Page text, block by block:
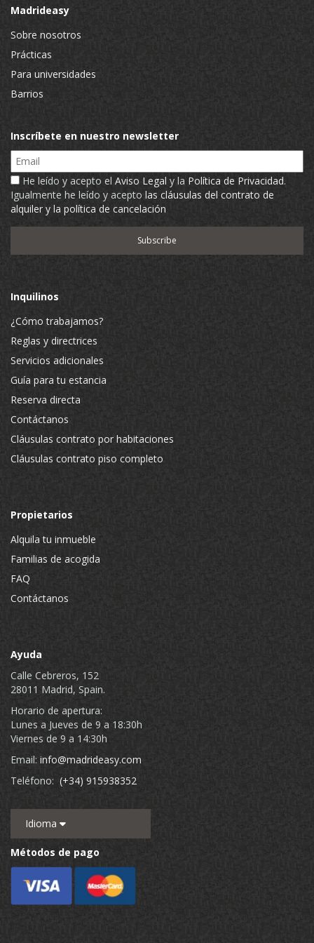
Madrideasy
Sobre nosotros
Prácticas
Para universidades
Barrios
Inscríbete en nuestro newsletter
Email
He leído y acepto el Aviso Legal y la Política de Privacidad.
Igualmente he leído y acepto las cláusulas del contrato de
alquiler y la política de cancelación
Inquilinos
¿Cómo trabajamos?
Reglas y directrices
Servicios adicionales
Guía para tu estancia
Reserva directa
Contáctanos
Cláusulas contrato por habitaciones
Cláusulas contrato piso completo
Propietarios
Alquila tu inmueble
Familias de acogida
FAQ
Contáctanos
Ayuda
Calle Cebreros, 152
28011 Madrid, Spain.
Horario de apertura:
Lunes a Jueves de 9 a 18:30h
Viernes de 9 a 14:30h
Email: info@madrideasy.com
Teléfono: (+34) 915938352
Idioma
Métodos de pago